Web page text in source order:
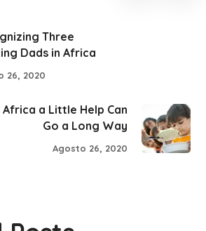
Three
Dads in Africa
26, 2020
Africa a Little Help Can
Go a Long Way
Agosto 26, 2020